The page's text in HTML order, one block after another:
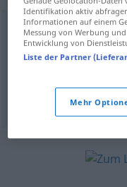
erguido,incorporado,
© OpenThesaurus-es
Identifikation aktiv
Informationen auf einem
Messung von Werbung
Entwicklung von
Liste der Partner
Mehr